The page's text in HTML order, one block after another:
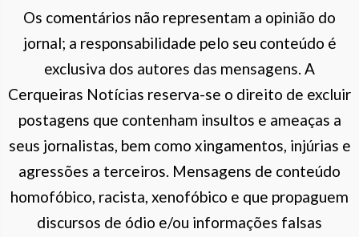
Os comentários não representam a opinião do
jornal; a responsabilidade pelo seu conteúdo é
exclusiva dos autores das mensagens. A
Cerqueiras Notícias reserva-se o direito de excluir
postagens que contenham insultos e ameaças a
seus jornalistas, bem como xingamentos, injúrias e
agressões a terceiros. Mensagens de conteúdo
homofóbico, racista, xenofóbico e que propaguem
discursos de ódio e/ou informações falsas